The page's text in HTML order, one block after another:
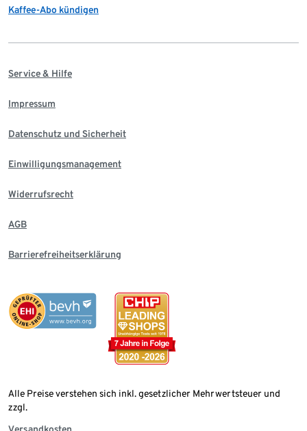
Kaffee-Abo kündigen
Service & Hilfe
Impressum
Datenschutz und Sicherheit
Einwilligungsmanagement
Widerrufsrecht
AGB
Barrierefreiheitserklärung
Alle Preise verstehen sich inkl. gesetzlicher Mehrwertsteuer und
zzgl.